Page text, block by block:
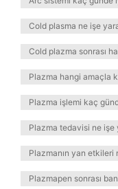
Cold plasma ne işe
Cold plazma sonrası
Plazma hangi amaçla
Plazma işlemi kaç
Plazma tedavisi ne işe
Plazmanın yan etkileri
Plazmapen sonrası